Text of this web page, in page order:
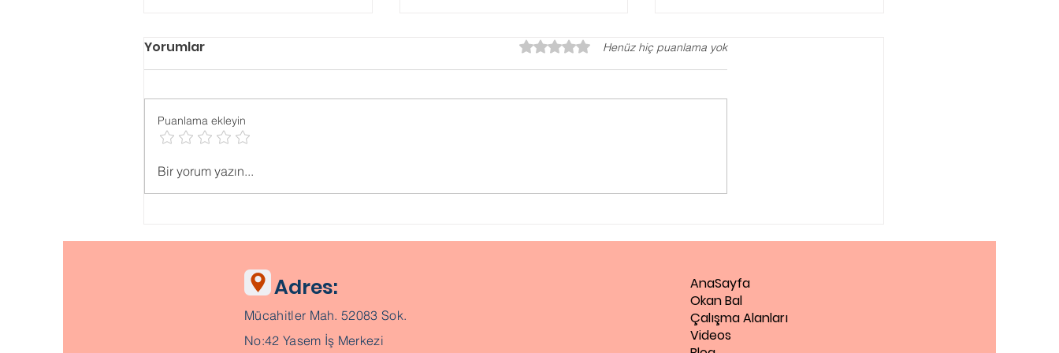
Psikolojik ONLİNE TESTLER
Yorumlar 5 üzerinden 0 yıldızHenüz hiç puanlama yok
Puanlama ekleyin
Bir yorum yazın...
Adres:
Mücahitler Mah. 52083 Sok.
No:42 Yasem İş Merkezi
AnaSayfa
Okan Bal
Çalışma Alanları
Videos